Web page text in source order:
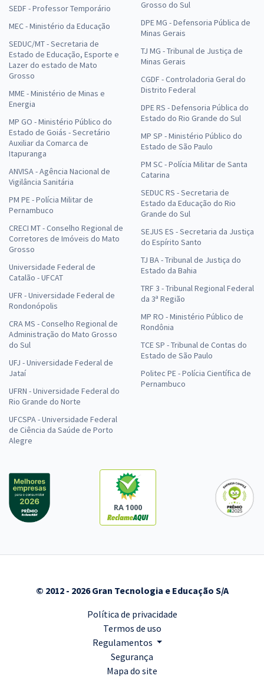
SEDF - Professor Temporário
MEC - Ministério da Educação
SEDUC/MT - Secretaria de
Estado de Educação, Esporte e
Lazer do estado de Mato
Grosso
MME - Ministério de Minas e
Energia
MP GO - Ministério Público do
Estado de Goiás - Secretário
Auxiliar da Comarca de
Itapuranga
ANVISA - Agência Nacional de
Vigilância Sanitária
PM PE - Polícia Militar de
Pernambuco
CRECI MT - Conselho Regional de
Corretores de Imóveis do Mato
Grosso
Universidade Federal de
Catalão - UFCAT
UFR - Universidade Federal de
Rondonópolis
CRA MS - Conselho Regional de
Administração do Mato Grosso
do Sul
UFJ - Universidade Federal de
Jataí
UFRN - Universidade Federal do
Rio Grande do Norte
UFCSPA - Universidade Federal
de Ciência da Saúde de Porto
Alegre
Grosso do Sul
DPE MG - Defensoria Pública de
Minas Gerais
TJ MG - Tribunal de Justiça de
Minas Gerais
CGDF - Controladoria Geral do
Distrito Federal
DPE RS - Defensoria Pública do
Estado do Rio Grande do Sul
MP SP - Ministério Público do
Estado de São Paulo
PM SC - Polícia Militar de Santa
Catarina
SEDUC RS - Secretaria de
Estado da Educação do Rio
Grande do Sul
SEJUS ES - Secretaria da Justiça
do Espírito Santo
TJ BA - Tribunal de Justiça do
Estado da Bahia
TRF 3 - Tribunal Regional Federal
da 3ª Região
MP RO - Ministério Público de
Rondônia
TCE SP - Tribunal de Contas do
Estado de São Paulo
Politec PE - Polícia Científica de
Pernambuco
RA 1000
© 2012 - 2026 Gran Tecnologia e Educação S/A
Política de privacidade
Termos de uso
Regulamentos
Segurança
Mapa do site